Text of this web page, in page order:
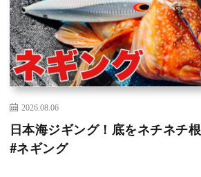
2026.08.06
日本海ジギング！底をネチネチ
#ネギング